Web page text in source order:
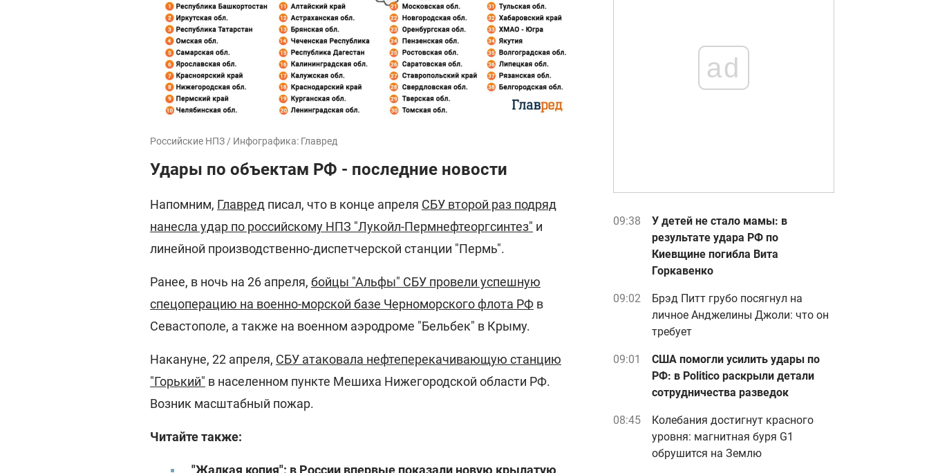
Российские НПЗ / Инфографика: Главред
Удары по объектам РФ - последние новости
Напомним, Главред писал, что в конце апреля СБУ второй раз подряд
нанесла удар по российскому НПЗ "Лукойл-Пермнефтеоргсинтез" и
линейной производственно-диспетчерской станции "Пермь".
Ранее, в ночь на 26 апреля, бойцы "Альфы" СБУ провели успешную
спецоперацию на военно-морской базе Черноморского флота РФ в
Севастополе, а также на военном аэродроме "Бельбек" в Крыму.
Накануне, 22 апреля, СБУ атаковала нефтеперекачивающую станцию
"Горький" в населенном пункте Мешиха Нижегородской области РФ.
Возник масштабный пожар.
Читайте также:
"Жалкая копия": в России впервые показали новую крылатую
ad
09:38
У детей не стало мамы: в
результате удара РФ по
Киевщине погибла Вита
Горкавенко
09:02
Брэд Питт грубо посягнул на
личное Анджелины Джоли: что он
требует
09:01
США помогли усилить удары по
РФ: в Politico раскрыли детали
сотрудничества разведок
08:45
Колебания достигнут красного
уровня: магнитная буря G1
обрушится на Землю